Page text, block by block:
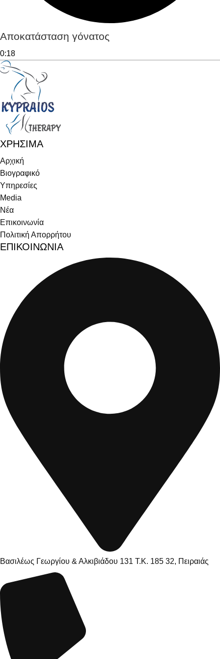
Αποκατάσταση γόνατος
0:18
ΧΡΗΣΙΜΑ
Αρχική
Βιογραφικό
Υπηρεσίες
Media
Νέα
Επικοινωνία
Πολιτική Απορρήτου
ΕΠΙΚΟΙΝΩΝΙΑ
Βασιλέως Γεωργίου & Αλκιβιάδου 131 Τ.Κ. 185 32, Πειραιάς